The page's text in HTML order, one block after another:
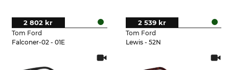
Tom Ford
Falconer-02 - 01E
2 802 kr
Tom Ford
Lewis - 52N
2 539 kr